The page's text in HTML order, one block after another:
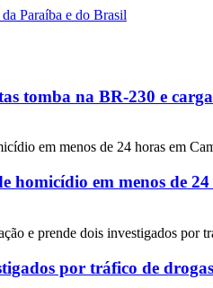
tomba na BR-230 e
homicídio em menos de
por tráfico de